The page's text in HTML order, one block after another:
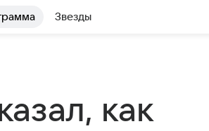
Звезды
как